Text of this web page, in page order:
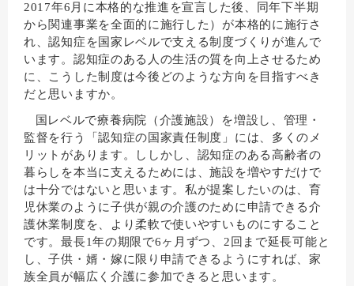
2017年6月に本格的な推進を宣言した後、同年下半期
から関連事業を全面的に施行した）が本格的に施行さ
れ、認知症を国家レベルで支える制度づくりが進んで
います。認知症のある人の生活の質を向上させるため
に、こうした制度は今後どのような方向を目指すべき
だと思いますか。
国レベルで療養病院（介護施設）を増設し、管理・
監督を行う「認知症の国家責任制度」には、多くのメ
リットがあります。ししかし、認知症のある高齢者の
暮らしを本当に支えるためには、施設を増やすだけで
は十分ではないと思います。私が提案したいのは、育
児休業のように子供が親の介護のために申請できる介
護休業制度を、より柔軟で使いやすいものにすること
です。最長1年の期限で6ヶ月ずつ、2回まで延長可能と
し、子供・婿・嫁に限り申請できるようにすれば、家
族全員が幅広く介護に参加できると思います。